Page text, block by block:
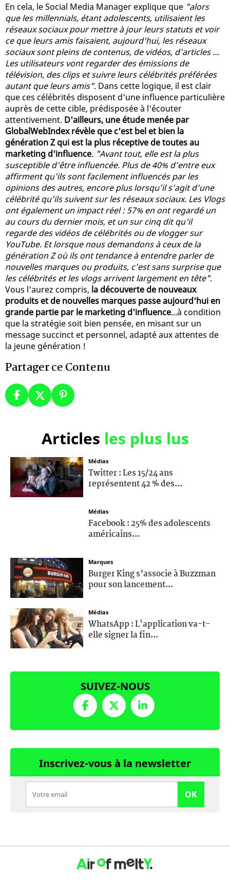
En cela, le Social Media Manager explique que "alors
que les millennials, étant adolescents, utilisaient les
réseaux sociaux pour mettre à jour leurs statuts et voir
ce que leurs amis faisaient, aujourd'hui, les réseaux
sociaux sont pleins de contenus, de vidéos, d’articles …
Les utilisateurs vont regarder des émissions de
télévision, des clips et suivre leurs célébrités préférées
autant que leurs amis". Dans cette logique, il est clair
que ces célébrités disposent d'une influence particulière
auprès de cette cible, prédisposée à l'écouter
attentivement. D'ailleurs, une étude menée par
GlobalWebIndex révèle que c'est bel et bien la
génération Z qui est la plus réceptive de toutes au
marketing d'influence. "Avant tout, elle est la plus
susceptible d'être influencée. Plus de 40% d’entre eux
affirment qu'ils sont facilement influencés par les
opinions des autres, encore plus lorsqu’il s’agit d’une
célébrité qu’ils suivent sur les réseaux sociaux. Les Vlogs
ont également un impact réel : 57% en ont regardé un
au cours du dernier mois, et un sur cinq dit qu'il
regarde des vidéos de célébrités ou de vlogger sur
YouTube. Et lorsque nous demandons à ceux de la
génération Z où ils ont tendance à entendre parler de
nouvelles marques ou produits, c’est sans surprise que
les célébrités et les vlogs arrivent largement en tête".
Vous l'aurez compris, la découverte de nouveaux
produits et de nouvelles marques passe aujourd'hui en
grande partie par le marketing d'influence...à condition
que la stratégie soit bien pensée, en misant sur un
message succinct et personnel, adapté aux attentes de
la jeune génération !
Partager ce Contenu
Articles les plus lus
Médias
Twitter : Les 15/24 ans
représentent 42 % des...
Médias
Facebook : 25% des adolescents
américains...
Marques
Burger King s’associe à Buzzman
pour son lancement...
Médias
WhatsApp : L'application va-t-
elle signer la fin...
SUIVEZ-NOUS
Inscrivez-vous à la newsletter
OK